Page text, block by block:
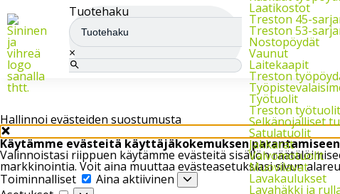
Hallinnoi evästeiden suostumusta
Käytämme evästeitä käyttäjäkokemuksen
Valinnoistasi riippuen käytämme evästeitä sisällön
markkinointia. Voit aina muuttaa evästeasetuksiasi sivun
Toiminnalliset
Toiminnalliset
Aina aktiivinen
Tuotehaku
×
Laatikostot
Treston 45-
Treston 53-
Nostopöydät
Vaunut
Laitekaapit
Treston
Työtuolit
Treston työtuolit
Selkänojalliset
Satulatuolit
Jakkarat
Valvomotuolit
Muovilavat
Lavakaulukset
Lavahäkki ja